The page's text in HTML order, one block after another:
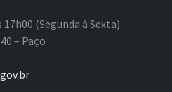
17h00 (Segunda à Sexta)
– Paço